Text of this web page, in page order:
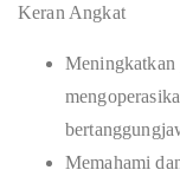
Keran Angkat
Meningkatkan
Memahami